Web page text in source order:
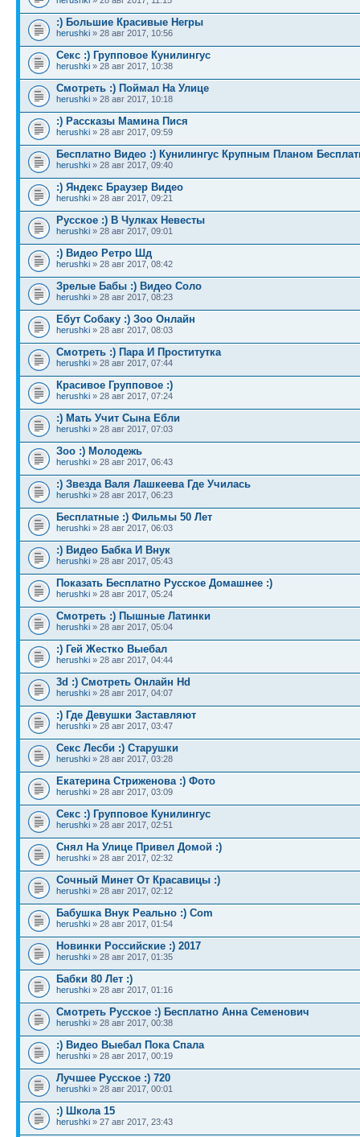
:) Большие Красивые Негры
herushki » 28 авг 2017, 10:56
Секс :) Групповое Кунилингус
herushki » 28 авг 2017, 10:38
Смотреть :) Поймал На Улице
herushki » 28 авг 2017, 10:18
:) Рассказы Мамина Пися
herushki » 28 авг 2017, 09:59
Бесплатно Видео :) Кунилингус Крупным Планом
herushki » 28 авг 2017, 09:40
:) Яндекс Браузер Видео
herushki » 28 авг 2017, 09:21
Русское :) В Чулках Невесты
herushki » 28 авг 2017, 09:01
:) Видео Ретро Шд
herushki » 28 авг 2017, 08:42
Зрелые Бабы :) Видео Соло
herushki » 28 авг 2017, 08:23
Ебут Собаку :) Зоо Онлайн
herushki » 28 авг 2017, 08:03
Смотреть :) Пара И Проститутка
herushki » 28 авг 2017, 07:44
Красивое Групповое :)
herushki » 28 авг 2017, 07:24
:) Мать Учит Сына Ебли
herushki » 28 авг 2017, 07:03
Зоо :) Молодежь
herushki » 28 авг 2017, 06:43
:) Звезда Валя Лашкеева Где Училась
herushki » 28 авг 2017, 06:23
Бесплатные :) Фильмы 50 Лет
herushki » 28 авг 2017, 06:03
:) Видео Бабка И Внук
herushki » 28 авг 2017, 05:43
Показать Бесплатно Русское Домашнее :)
herushki » 28 авг 2017, 05:24
Смотреть :) Пышные Латинки
herushki » 28 авг 2017, 05:04
:) Гей Жестко Выебал
herushki » 28 авг 2017, 04:44
3d :) Смотреть Онлайн Hd
herushki » 28 авг 2017, 04:07
:) Где Девушки Заставляют
herushki » 28 авг 2017, 03:47
Секс Лесби :) Старушки
herushki » 28 авг 2017, 03:28
Екатерина Стриженова :) Фото
herushki » 28 авг 2017, 03:09
Секс :) Групповое Кунилингус
herushki » 28 авг 2017, 02:51
Снял На Улице Привел Домой :)
herushki » 28 авг 2017, 02:32
Сочный Минет От Красавицы :)
herushki » 28 авг 2017, 02:12
Бабушка Внук Реально :) Com
herushki » 28 авг 2017, 01:54
Новинки Российские :) 2017
herushki » 28 авг 2017, 01:35
Бабки 80 Лет :)
herushki » 28 авг 2017, 01:16
Смотреть Русское :) Бесплатно Анна Семенович
herushki » 28 авг 2017, 00:38
:) Видео Выебал Пока Спала
herushki » 28 авг 2017, 00:19
Лучшее Русское :) 720
herushki » 28 авг 2017, 00:01
:) Школа 15
herushki » 27 авг 2017, 23:43